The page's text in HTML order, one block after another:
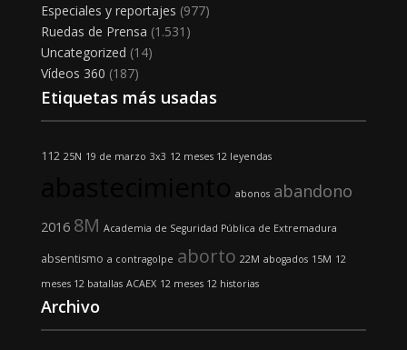
Especiales y reportajes (977)
Ruedas de Prensa (1.531)
Uncategorized (14)
Vídeos 360 (187)
Etiquetas más usadas
112 25N 19 de marzo 3x3 12 meses 12 leyendas
abonos abandono
2016 8M Academia de Seguridad Pública de Extremadura
absentismo a contragolpe aborto 22M abogados 15M 12
meses 12 batallas ACAEX 12 meses 12 historias
Archivo